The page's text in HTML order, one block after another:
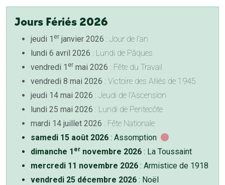
Jours Fériés 2026
jeudi 1 er janvier 2026 : Jour de l'an
lundi 6 avril 2026 : Lundi de Pâques
vendredi 1 er mai 2026 : Fête du Travail
vendredi 8 mai 2026 : Victoire des Alliés de 1945
jeudi 14 mai 2026 : Jeudi de l'Ascension
lundi 25 mai 2026 : Lundi de Pentecôte
mardi 14 juillet 2026 : Fête Nationale
samedi 15 août 2026 : Assomption
dimanche 1 er novembre 2026 : La Toussaint
mercredi 11 novembre 2026 : Armistice de 1918
vendredi 25 décembre 2026 : Noël